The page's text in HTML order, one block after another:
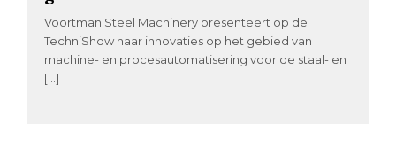
Voortman Steel Machinery presenteert op de
TechniShow haar innovaties op het gebied van
machine- en procesautomatisering voor de staal- en
[…]